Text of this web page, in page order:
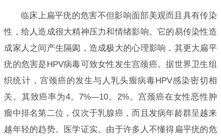
临床上扁平疣的危害不但影响面部美观而且具有传染
性，给人造成很大精神压力和情绪影响。它的易传染性造
成家人之间产生隔阂，造成极大的心理影响，其更大扁平
疣的危害是HPV病毒可致女性发生宫颈癌。据世界卫生组
织统计，宫颈癌的发生与人乳头瘤病毒HPV感染密切相
关。其致癌率为4。7%—10。2%。宫颈癌在女性恶性肿
瘤中排名第二位，仅次于乳腺癌，而且发病年龄群呈越来
越年轻的趋势。医学证实。由于许多人不懂得扁平疣的危